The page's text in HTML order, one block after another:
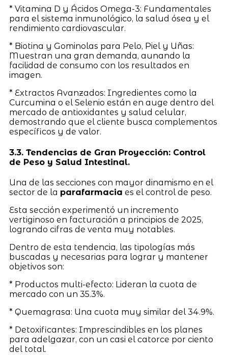
* Vitamina D y Ácidos Omega-3: Fundamentales
para el sistema inmunológico, la salud ósea y el
rendimiento cardiovascular.
* Biotina y Gominolas para Pelo, Piel y Uñas:
Muestran una gran demanda, aunando la
facilidad de consumo con los resultados en
imagen.
* Extractos Avanzados: Ingredientes como la
Curcumina o el Selenio están en auge dentro del
mercado de antioxidantes y salud celular,
demostrando que el cliente busca complementos
específicos y de valor.
3.3. Tendencias de Gran Proyección: Control
de Peso y Salud Intestinal.
Una de las secciones con mayor dinamismo en el
sector de la parafarmacia es el control de peso.
Esta sección experimentó un incremento
vertiginoso en facturación a principios de 2025,
logrando cifras de venta muy notables.
Dentro de esta tendencia, las tipologías más
buscadas y necesarias para lograr y mantener
objetivos son:
* Productos multi-efecto: Lideran la cuota de
mercado con un 35.3%.
* Quemagrasa: Una cuota muy similar del 34.9%.
* Detoxificantes: Imprescindibles en los planes
para adelgazar, con un casi el catorce por ciento
del total.